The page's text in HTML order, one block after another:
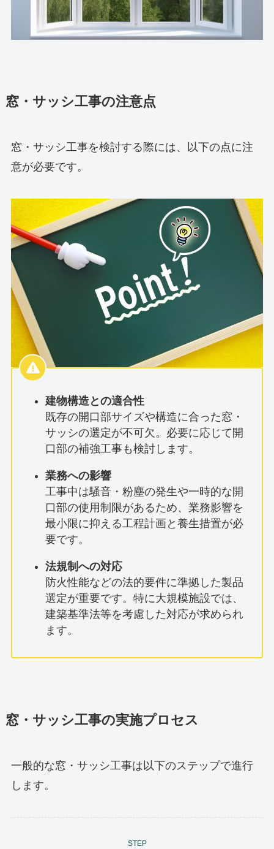
窓・サッシ工事の注意点
窓・サッシ工事を検討する際には、以下の点に注
意が必要です。
建物構造との適合性
既存の開口部サイズや構造に合った窓・
サッシの選定が不可欠。必要に応じて開
口部の補強工事も検討します。
業務への影響
工事中は騒音・粉塵の発生や一時的な開
口部の使用制限があるため、業務影響を
最小限に抑える工程計画と養生措置が必
要です。
法規制への対応
防火性能などの法的要件に準拠した製品
選定が重要です。特に大規模施設では、
建築基準法等を考慮した対応が求められ
ます。
窓・サッシ工事の実施プロセス
一般的な窓・サッシ工事は以下のステップで進行
します。
STEP